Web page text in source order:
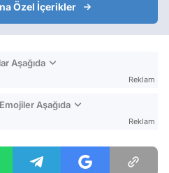
Özel İçerikler
Aşağıda
Reklam
Aşağıda
Reklam